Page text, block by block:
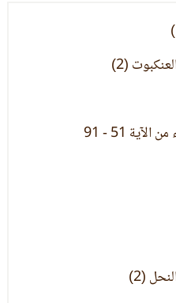
(2)
51 - 91
(2)